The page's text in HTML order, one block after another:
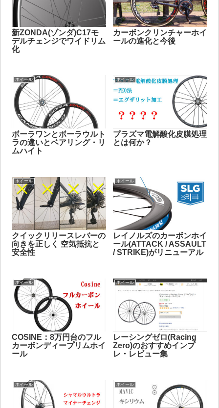
新ZONDA(ゾンダ)C17モ
デルチェンジでワイドリム
化
カーボンクリンチャーホイ
ールの進化と今後
ホイール
ボーラワンとボーラウルト
ラの違いとベアリング・リ
ムハイト
ホイール
プラズマ電解酸化皮膜処理
とは何か？
ホイール
クイックリリースレバーの
向きを正しく 空気抵抗と
安全性
ホイール
レイノルズのカーボンホイ
ール(ATTACK / ASSAULT
/ STRIKE)がリニューアル
ホイール
COSINE：8万円台のフル
カーボンディープリムホイ
ール
ホイール
レーシングゼロ(Racing
Zero)のおすすめインプ
レ・レビュー集
ホイール ホイール